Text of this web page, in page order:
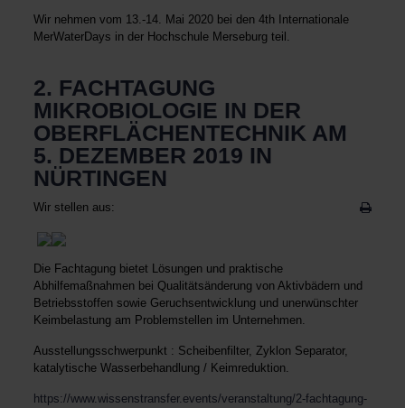
Wir nehmen vom 13.-14. Mai 2020 bei den 4th Internationale
MerWaterDays in der Hochschule Merseburg teil.
2. FACHTAGUNG
MIKROBIOLOGIE IN DER
OBERFLÄCHENTECHNIK AM
5. DEZEMBER 2019 IN
NÜRTINGEN
Wir stellen aus:
Die Fachtagung bietet Lösungen und praktische
Abhilfemaßnahmen bei Qualitätsänderung von Aktivbädern und
Betriebsstoffen sowie Geruchsentwicklung und unerwünschter
Keimbelastung am Problemstellen im Unternehmen.
Ausstellungsschwerpunkt : Scheibenfilter, Zyklon Separator,
katalytische Wasserbehandlung / Keimreduktion.
https://www.wissenstransfer.events/veranstaltung/2-fachtagung-